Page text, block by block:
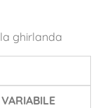
ghirlanda